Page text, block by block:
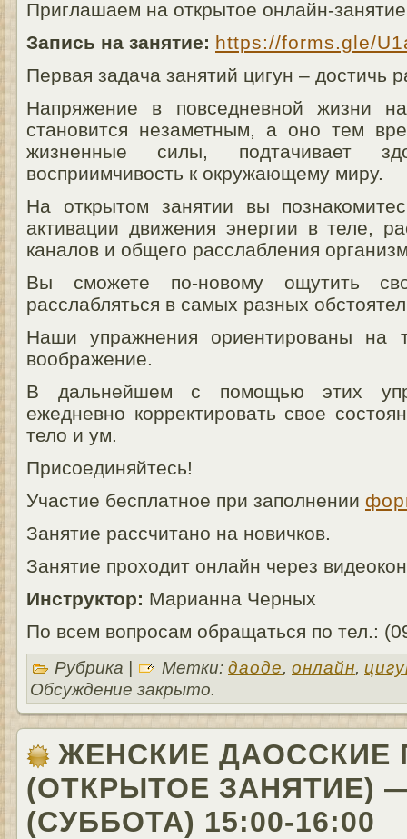
Приглашаем на открытое онлайн-
Запись на занятие: https://forms.gle/
Первая задача занятий цигун – достичь
Напряжение в повседневной жизни
становится незаметным, а оно тем
жизненные силы, подтачивает
восприимчивость к окружающему миру.
На открытом занятии вы
активации движения энергии в теле,
каналов и общего расслабления
Вы сможете по-новому ощутить
расслабляться в самых разных
Наши упражнения ориентированы на
воображение.
В дальнейшем с помощью этих
ежедневно корректировать свое
тело и ум.
Присоединяйтесь!
Участие бесплатное при заполнении
Занятие рассчитано на новичков.
Занятие проходит онлайн через
Инструктор: Марианна Черных
По всем вопросам обращаться по тел.:
Рубрика | Метки: даоде, онлайн,
Обсуждение закрыто.
ЖЕНСКИЕ ДАОССКИЕ
(ОТКРЫТОЕ ЗАНЯТИЕ) —
(СУББОТА) 15:00-16:00